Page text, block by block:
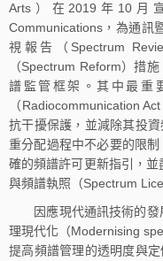
Arts）在2019年10月
Communications，為通訊
視報告（Spectrum
（Spectrum Reform）措
譜監管框架。其中最重
（Radiocommunication
抗干擾保護，並減除其投
重分配過程中不必要的限
確的頻譜許可更新指引，並
與頻譜執照（Spectrum
因應現代通訊技術的發
理現代化（Modernising
提高頻譜管理的透明度與